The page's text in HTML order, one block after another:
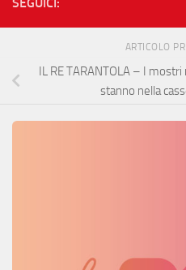
ARTICOLO
IL RE TARANTOLA – I
stanno nella